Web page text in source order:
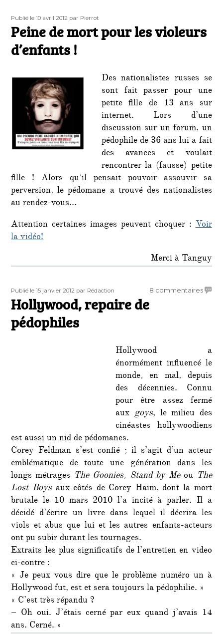
Publié
le
Publié le 10 avril 2012 Auteur
par Pierrot
Peine de mort pour les violeurs
d’enfants !
Des nationalistes russes se
sont fait passer pour une
petite fille de 13 ans sur
internet. Lors d’une
discussion sur un forum, un
pédophile de 36 ans lui a fait
des avances et voulait
rencontrer la (fausse) petite
fille ! Alors qu’il pensait pouvoir assouvir sa
perversion, le pédomane a trouvé des nationalistes
au rendez-vous…
Attention certaines images peuvent choquer :Voir
la vidéo!
Merci à Tanguy
Publié
le
Publié le 15 janvier 2012 Auteur
par Rédaction 8 commentairessur
Hollywood, repaire de
pédophiles
Hollywood a
énormément influencé le
monde, en mal, depuis
des décennies. Connu
pour être assez fermé
aux goys, le milieu des
cinéastes hollywoodiens
est aussi un nid de pédomanes.
Corey Feldman s’est confié ; il s’agit d’un acteur
emblématique de toute une génération dans les
longs métrages The Goonies, Stand by Meou The
Lost Boysaux côtés de Corey Haim, dont la mort
brutale le 10 mars 2010 l’a incité à parler. Il a
décidé d’écrire un livre dans lequel il décrira les
viols et abus que lui et les autres enfants-acteurs
ont pu subir durant les tournages.
Extraits les plus significatifs de l’entretien en video
ci-contre :
« Je peux vous dire que le problème numéro un à
Hollywood fut, est et sera toujours la pédophilie. »
« C’est très répandu ?
– Oh oui. J’étais cerné par eux quand j’avais 14
ans. Cerné. »